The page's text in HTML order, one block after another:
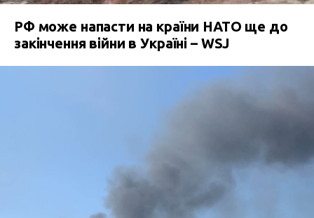
РФ може напасти на країни НАТО ще до
закінчення війни в Україні – WSJ